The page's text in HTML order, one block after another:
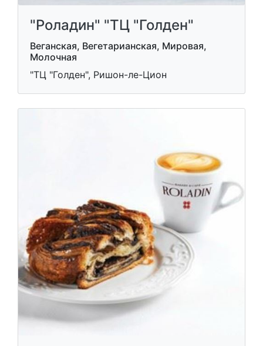
"Роладин" "ТЦ "Голден"
Веганская, Вегетарианская, Мировая,
Молочная
"ТЦ "Голден", Ришон-ле-Цион